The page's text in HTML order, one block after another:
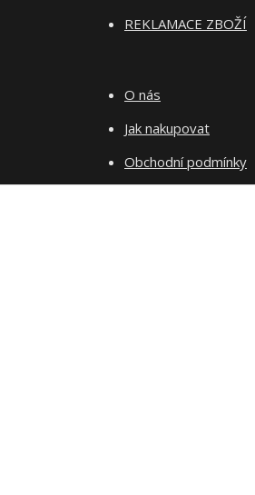
REKLAMACE ZBOŽÍ
O nás
Jak nakupovat
Obchodní podmínky